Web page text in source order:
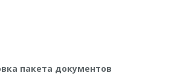
пакета документов